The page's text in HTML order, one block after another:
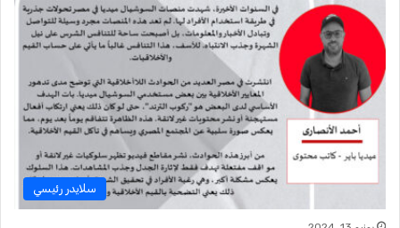
سلايدر رئيسي